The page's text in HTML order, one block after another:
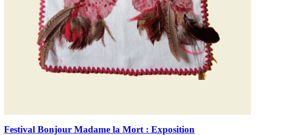
Festival Bonjour Madame la Mort : Exposition